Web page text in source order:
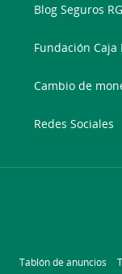
Blog Seguros
Fundación
Cambio de
Redes Sociales
Tablón de anuncios